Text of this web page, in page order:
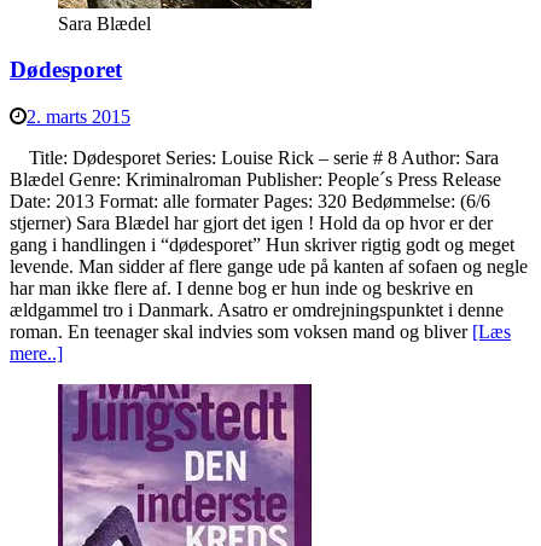
Sara Blædel
Dødesporet
2. marts 2015
Title: Dødesporet Series: Louise Rick – serie # 8 Author: Sara
Blædel Genre: Kriminalroman Publisher: People´s Press Release
Date: 2013 Format: alle formater Pages: 320 Bedømmelse: (6/6
stjerner) Sara Blædel har gjort det igen ! Hold da op hvor er der
gang i handlingen i “dødesporet” Hun skriver rigtig godt og meget
levende. Man sidder af flere gange ude på kanten af sofaen og negle
har man ikke flere af. I denne bog er hun inde og beskrive en
ældgammel tro i Danmark. Asatro er omdrejningspunktet i denne
roman. En teenager skal indvies som voksen mand og bliver [Læs
mere..]